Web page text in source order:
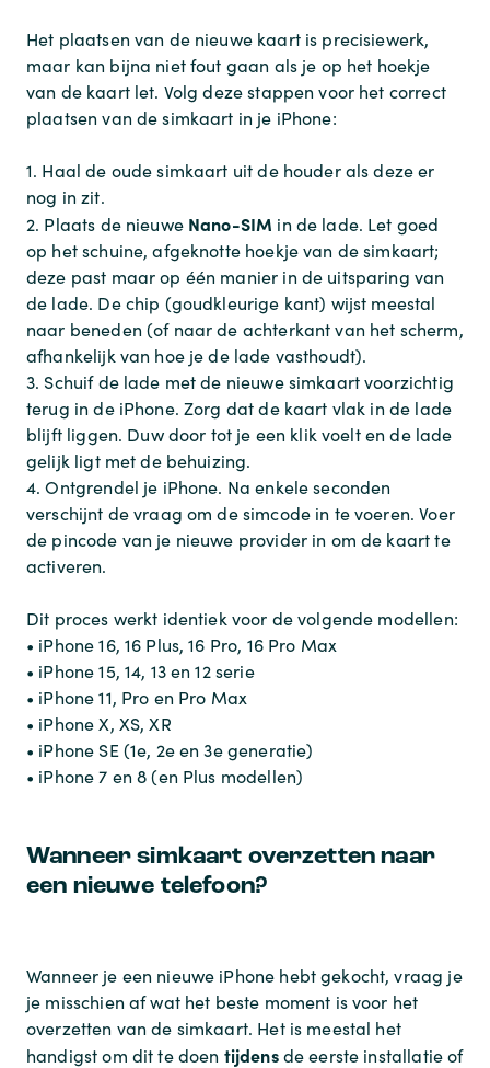
Het plaatsen van de nieuwe kaart is precisiewerk,
maar kan bijna niet fout gaan als je op het hoekje
van de kaart let. Volg deze stappen voor het correct
plaatsen van de simkaart in je iPhone:
1. Haal de oude simkaart uit de houder als deze er
nog in zit.
2. Plaats de nieuwe Nano-SIM in de lade. Let goed
op het schuine, afgeknotte hoekje van de simkaart;
deze past maar op één manier in de uitsparing van
de lade. De chip (goudkleurige kant) wijst meestal
naar beneden (of naar de achterkant van het scherm,
afhankelijk van hoe je de lade vasthoudt).
3. Schuif de lade met de nieuwe simkaart voorzichtig
terug in de iPhone. Zorg dat de kaart vlak in de lade
blijft liggen. Duw door tot je een klik voelt en de lade
gelijk ligt met de behuizing.
4. Ontgrendel je iPhone. Na enkele seconden
verschijnt de vraag om de simcode in te voeren. Voer
de pincode van je nieuwe provider in om de kaart te
activeren.
Dit proces werkt identiek voor de volgende modellen:
• iPhone 16, 16 Plus, 16 Pro, 16 Pro Max
• iPhone 15, 14, 13 en 12 serie
• iPhone 11, Pro en Pro Max
• iPhone X, XS, XR
• iPhone SE (1e, 2e en 3e generatie)
• iPhone 7 en 8 (en Plus modellen)
Wanneer simkaart overzetten naar
een nieuwe telefoon?
Wanneer je een nieuwe iPhone hebt gekocht, vraag je
je misschien af wat het beste moment is voor het
overzetten van de simkaart. Het is meestal het
handigst om dit te doen tijdensde eerste installatie of